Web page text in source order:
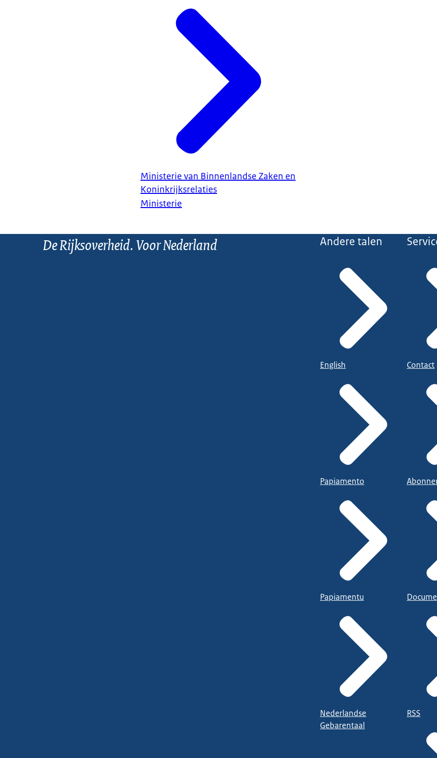
Ministerie van Binnenlandse Zaken en
Koninkrijksrelaties
Ministerie
De Rijksoverheid. Voor Nederland Andere talen
English
Papiamento
Papiamentu
Nederlandse
Gebarentaal
Contact
RSS